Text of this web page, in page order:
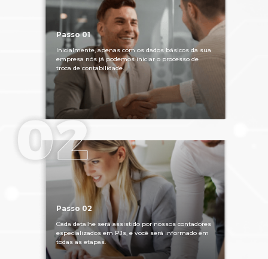
Passo 01
Inicialmente, apenas com os dados básicos da sua
empresa nós já podemos iniciar o processo de
troca de contabilidade.
Passo 02
Cada detalhe será assistido por nossos contadores
especializados em PJs, e você será informado em
todas as etapas.